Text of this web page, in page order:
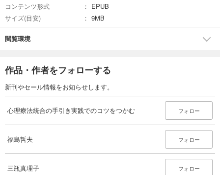
コンテンツ形式
EPUB
サイズ(目安)
9MB
閲覧環境
作品・作者をフォローする
新刊やセール情報をお知らせします。
心理療法統合の手引き実践でのコツをつかむ フォロー
福島哲夫 フォロー
三瓶真理子 フォロー